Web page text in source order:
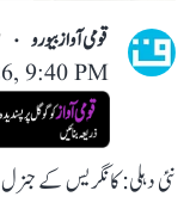
قومی آواز بیورو
9:40 PM
نئی دہلی: کانگریس کے